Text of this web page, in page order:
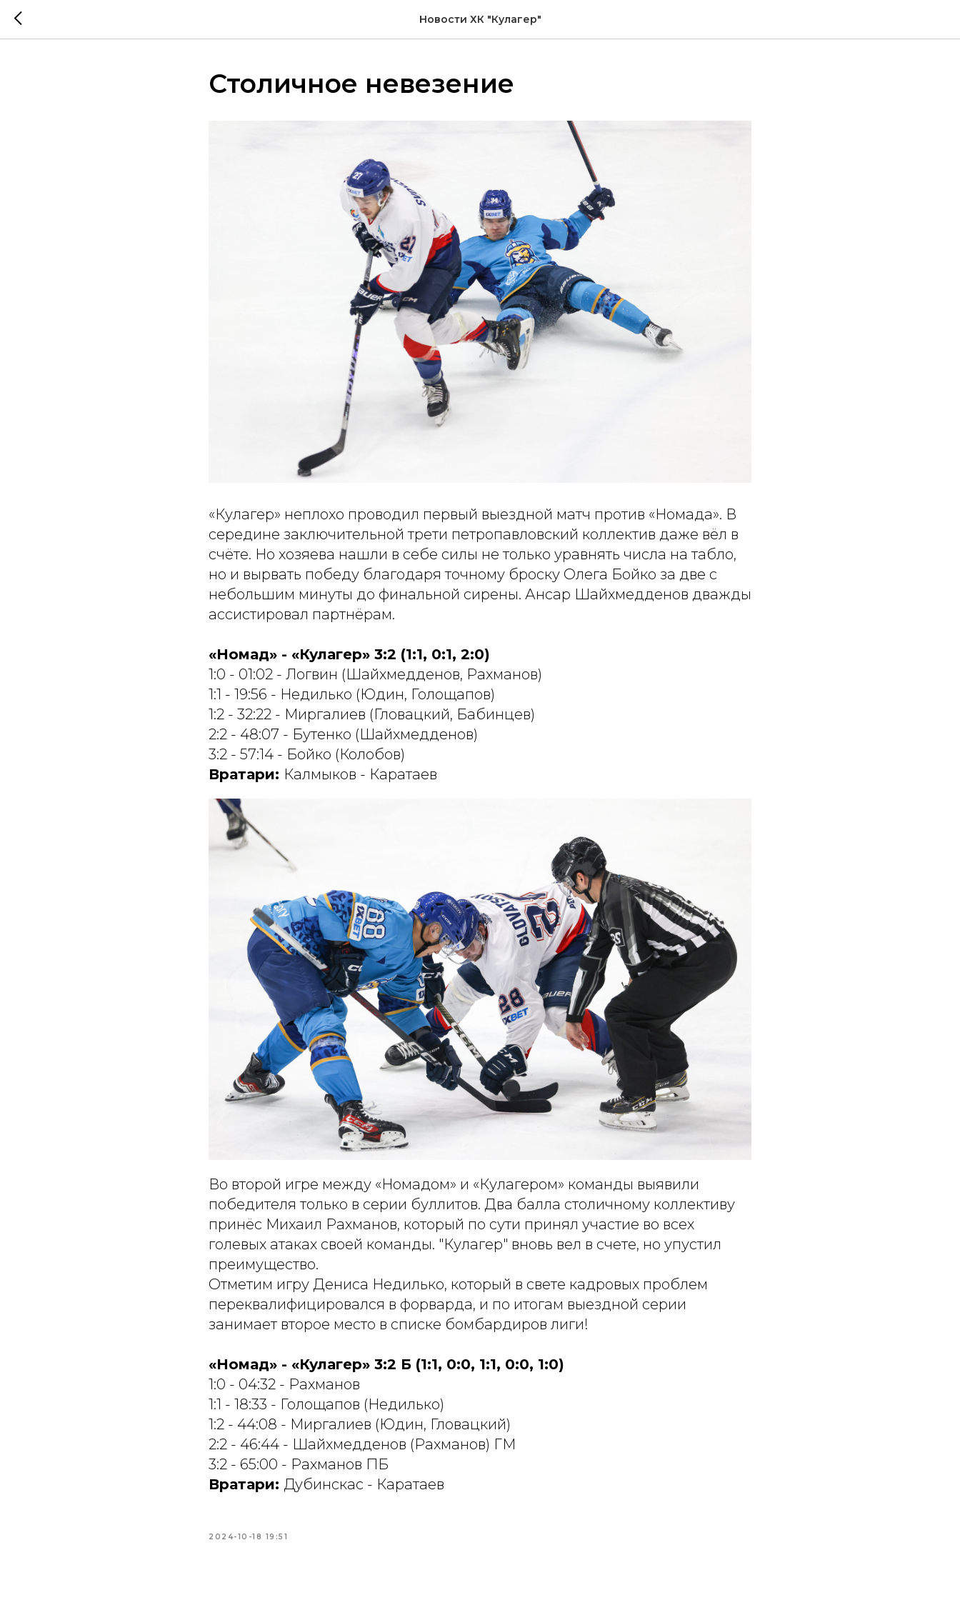
Новости ХК "Кулагер"
Столичное невезение
«Кулагер» неплохо проводил первый выездной матч против «Номада». В
середине заключительной трети петропавловский коллектив даже вёл в
счёте. Но хозяева нашли в себе силы не только уравнять числа на табло,
но и вырвать победу благодаря точному броску Олега Бойко за две с
небольшим минуты до финальной сирены. Ансар Шайхмедденов дважды
ассистировал партнёрам.
«Номад» - «Кулагер» 3:2 (1:1, 0:1, 2:0)
1:0 - 01:02 - Логвин (Шайхмедденов, Рахманов)
1:1 - 19:56 - Недилько (Юдин, Голощапов)
1:2 - 32:22 - Миргалиев (Гловацкий, Бабинцев)
2:2 - 48:07 - Бутенко (Шайхмедденов)
3:2 - 57:14 - Бойко (Колобов)
Вратари: Калмыков - Каратаев
Во второй игре между «Номадом» и «Кулагером» команды выявили
победителя только в серии буллитов. Два балла столичному коллективу
принёс Михаил Рахманов, который по сути принял участие во всех
голевых атаках своей команды. "Кулагер" вновь вел в счете, но упустил
преимущество.
Отметим игру Дениса Недилько, который в свете кадровых проблем
переквалифицировался в форварда, и по итогам выездной серии
занимает второе место в списке бомбардиров лиги!
«Номад» - «Кулагер» 3:2 Б (1:1, 0:0, 1:1, 0:0, 1:0)
1:0 - 04:32 - Рахманов
1:1 - 18:33 - Голощапов (Недилько)
1:2 - 44:08 - Миргалиев (Юдин, Гловацкий)
2:2 - 46:44 - Шайхмедденов (Рахманов) ГМ
3:2 - 65:00 - Рахманов ПБ
Вратари: Дубинскас - Каратаев
2024-10-18 19:51